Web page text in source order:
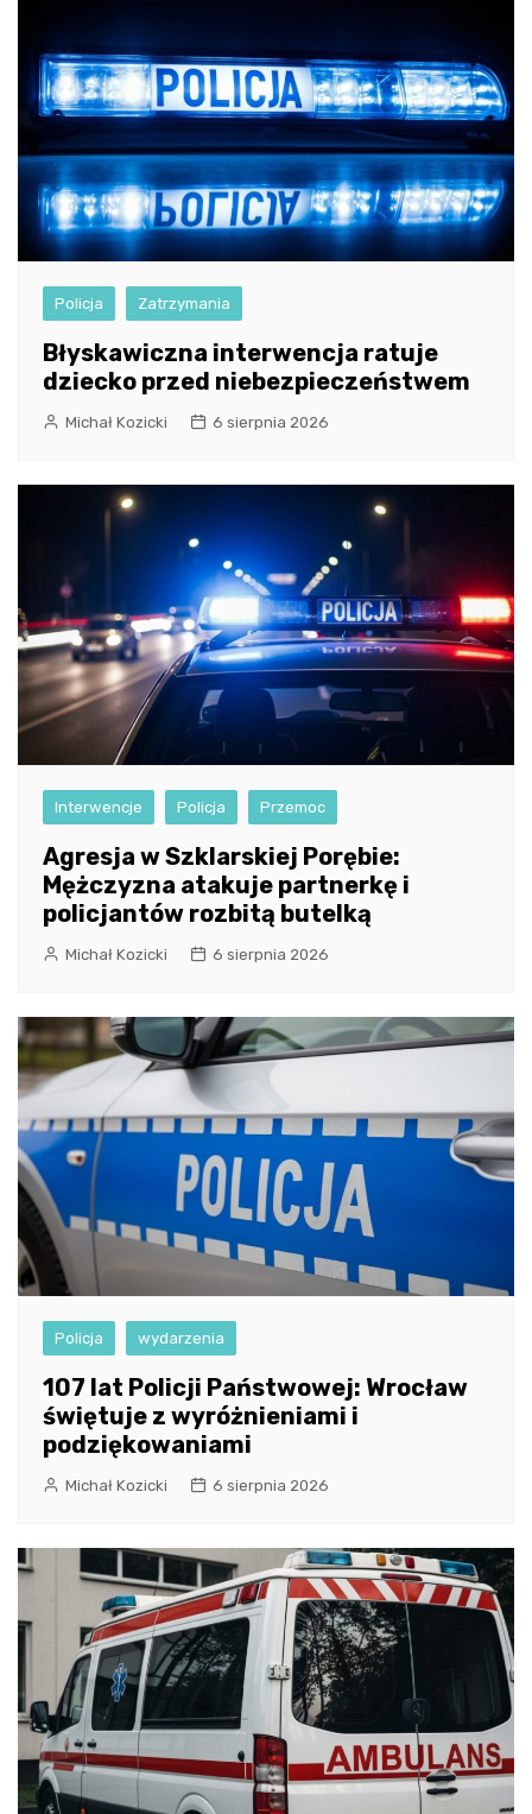
Policja Zatrzymania
Błyskawiczna interwencja ratuje
dziecko przed niebezpieczeństwem
Michał Kozicki 6 sierpnia 2026
Interwencje Policja Przemoc
Agresja w Szklarskiej Porębie:
Mężczyzna atakuje partnerkę i
policjantów rozbitą butelką
Michał Kozicki 6 sierpnia 2026
Policja wydarzenia
107 lat Policji Państwowej: Wrocław
świętuje z wyróżnieniami i
podziękowaniami
Michał Kozicki 6 sierpnia 2026